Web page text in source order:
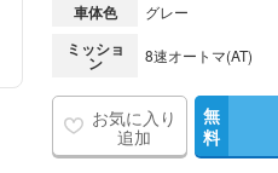
車体色 グレー
ミッショ
ン 8速オートマ(AT)
お気に入り
追加
無
料